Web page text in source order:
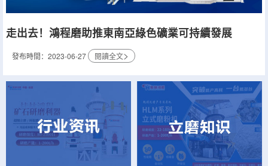
走出去！鴻程磨助推東南亞綠色礦業可持續發展
發布時間：2023-06-27 閱讀全文>